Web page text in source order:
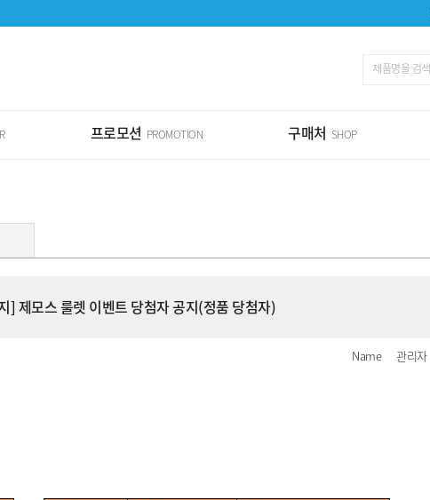
프로모션 PROMOTION 구매처 SHOP
] 제모스 룰렛 이벤트 당첨자 공지(정품 당첨자)
Name 관리자